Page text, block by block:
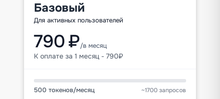
Базовый
Для активных пользователей
790 ₽/в месяц
К оплате за 1 месяц - 790₽
500 токенов/месяц ~1700 запросов